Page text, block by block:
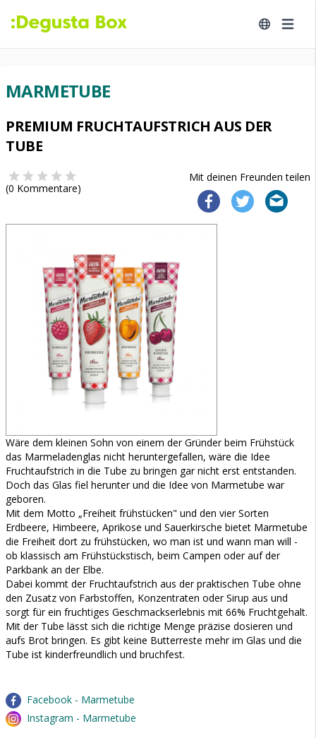
MARMETUBE
PREMIUM FRUCHTAUFSTRICH AUS DER
TUBE
Mit deinen Freunden teilen
(0 Kommentare)
Wäre dem kleinen Sohn von einem der Gründer beim Frühstück
das Marmeladenglas nicht heruntergefallen, wäre die Idee
Fruchtaufstrich in die Tube zu bringen gar nicht erst entstanden.
Doch das Glas fiel herunter und die Idee von Marmetube war
geboren.
Mit dem Motto „Freiheit frühstücken" und den vier Sorten
Erdbeere, Himbeere, Aprikose und Sauerkirsche bietet Marmetube
die Freiheit dort zu frühstücken, wo man ist und wann man will -
ob klassisch am Frühstückstisch, beim Campen oder auf der
Parkbank an der Elbe.
Dabei kommt der Fruchtaufstrich aus der praktischen Tube ohne
den Zusatz von Farbstoffen, Konzentraten oder Sirup aus und
sorgt für ein fruchtiges Geschmackserlebnis mit 66% Fruchtgehalt.
Mit der Tube lässt sich die richtige Menge präzise dosieren und
aufs Brot bringen. Es gibt keine Butterreste mehr im Glas und die
Tube ist kinderfreundlich und bruchfest.
Facebook - Marmetube
Instagram - Marmetube